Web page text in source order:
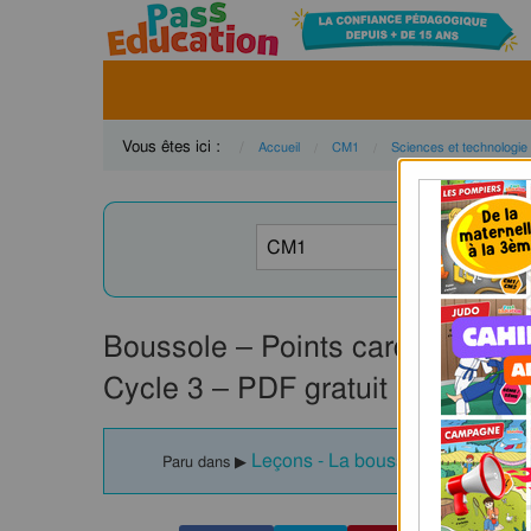
Vous êtes ici : Accueil CM1 Sciences et technologie
Boussole – Points cardinaux –
Cycle 3 – PDF gratuit à
Paru dans ▶ Leçons - La boussole : CM1